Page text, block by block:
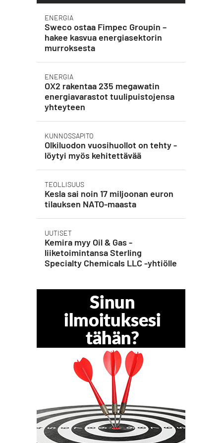
ENERGIA
Sweco ostaa Fimpec Groupin –
hakee kasvua energiasektorin
murroksesta
ENERGIA
OX2 rakentaa 235 megawatin
energiavarastot tuulipuistojensa
yhteyteen
KUNNOSSAPITO
Olkiluodon vuosihuollot on tehty -
löytyi myös kehitettävää
TEOLLISUUS
Kesla sai noin 17 miljoonan euron
tilauksen NATO-maasta
UUTISET
Kemira myy Oil & Gas -
liiketoimintansa Sterling
Specialty Chemicals LLC -yhtiölle